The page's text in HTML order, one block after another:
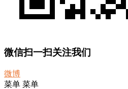
微信扫一扫关注我们
微博
菜单 菜单